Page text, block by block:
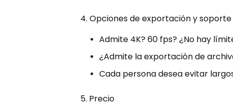
4. Opciones de exportación y
Admite 4K? 60 fps? ¿No hay
¿Admite la exportación de
Cada persona desea evitar
5. Precio